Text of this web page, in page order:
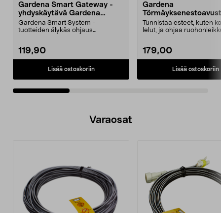
Gardena Smart Gateway -
yhdyskäytävä Gardena
Smart System -
järjestelmään
Gardena Smart System -
tuotteiden älykäs ohjaus
119,90
Lisää ostoskoriin
Gardena
Pro, Sileno Max ja
Tunnistaa esteet, kuten
lelut, ja ohjaa
179,00
Lisää ostoskoriin
Varaosat